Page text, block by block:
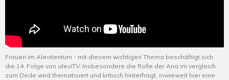
Frauen im Alevitentum - mit diesem wichtigen Thema beschäftigt sich
die 14. Folge von aleviTV. Insbesondere die Rolle der Ana im vergleich
zum Dede wird thematisiert und kritisch hinterfragt, inwieweit hier eine